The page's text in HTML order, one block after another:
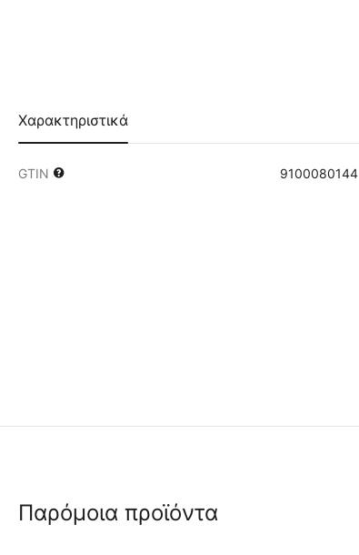
Χαρακτηριστικά
GTIN 9100080144
Παρόμοια προϊόντα